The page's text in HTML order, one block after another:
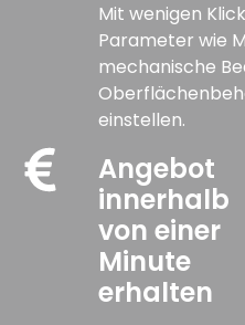
Mit wenigen
Parameter wie
mechanische
einstellen.
Angebot
innerhalb
von einer
Minute
erhalten